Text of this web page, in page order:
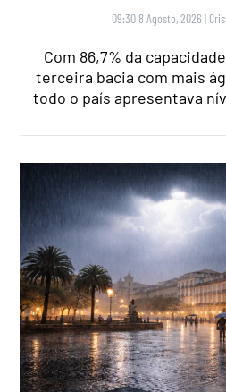
09:30 8 Agosto, 2026 |
Com 86,7% da
terceira bacia com mais
todo o país apresentava